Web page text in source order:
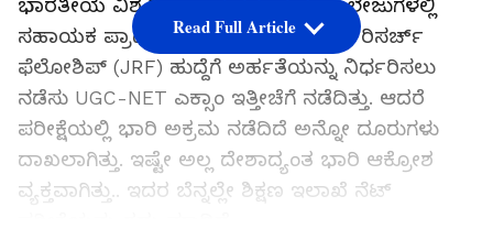
ಭಾರತೀಯ ವಿಶ್ವವಿದ್ಯಾಲಯಗಳು ಮತ್ತು ಕಾಲೇಜುಗಳಲ್ಲಿ
ಸಹಾಯಕ ಪ್ರಾಧ್ಯಾಪಕ ಅಥವಾ ಜೂನಿಯರ್ ರಿಸರ್ಚ್
ಫೆಲೋಶಿಪ್ (JRF) ಹುದ್ದೆಗೆ ಅರ್ಹತೆಯನ್ನು ನಿರ್ಧರಿಸಲು
ನಡೆಸು UGC-NET ಎಕ್ಸಾಂ ಇತ್ತೀಚೆಗೆ ನಡೆದಿತ್ತು. ಆದರೆ
ಪರೀಕ್ಷೆಯಲ್ಲಿ ಭಾರಿ ಅಕ್ರಮ ನಡೆದಿದೆ ಅನ್ನೋ ದೂರುಗಳು
ದಾಖಲಾಗಿತ್ತು. ಇಷ್ಟೇ ಅಲ್ಲ ದೇಶಾದ್ಯಂತ ಭಾರಿ ಆಕ್ರೋಶ
ವ್ಯಕ್ತವಾಗಿತ್ತು.. ಇದರ ಬೆನ್ನಲ್ಲೇ ಶಿಕ್ಷಣ ಇಲಾಖೆ ನೆಟ್
Read Full Article